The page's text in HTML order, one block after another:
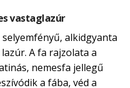
vastaglazúr
alkidgyanta
A fa rajzolata a
nemesfa jellegű
a fába, véd a